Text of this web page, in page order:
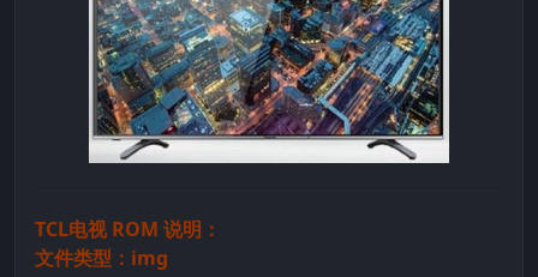
TCL电视 ROM 说明：
文件类型：img